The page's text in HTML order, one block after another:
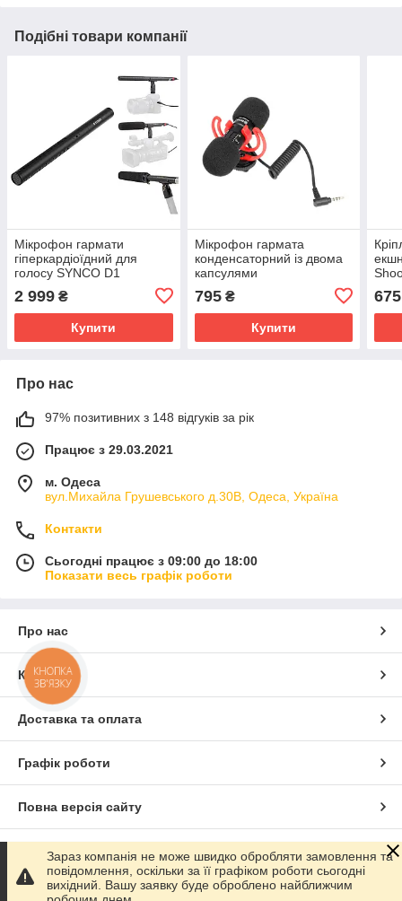
Подібні товари компанії
Мікрофон гармати
гіперкардіоїдний для
голосу SYNCO D1
2 999 ₴
Купити
Мікрофон гармата
конденсаторний із двома
капсулями
двоспрямований Boya BY-
MM1 Pro
795₴
Купити
675
Про нас
97% позитивних з 148 відгуків за рік
Працює з 29.03.2021
м. Одеса
вул.Михайла Грушевського д.30В, Одеса, Україна
Контакти
Сьогодні працює з 09:00 до 18:00
Показати весь графік роботи
Про нас
Контакти
Доставка та оплата
Графік роботи
Повна версія сайту
Сайт створено на маркетплейсі Prom.ua
Політика конфіденційності
Зараз компанія не може швидко обробляти замовлення та
повідомлення, оскільки за її графіком роботи сьогодні
вихідний. Вашу заявку буде оброблено найближчим
КНОПКА
ЗВ'ЯЗКУ